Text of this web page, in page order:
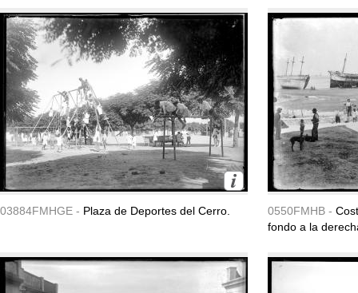
03884FMHGE - Plaza de Deportes del Cerro. 0550FMHB -
fondo a la